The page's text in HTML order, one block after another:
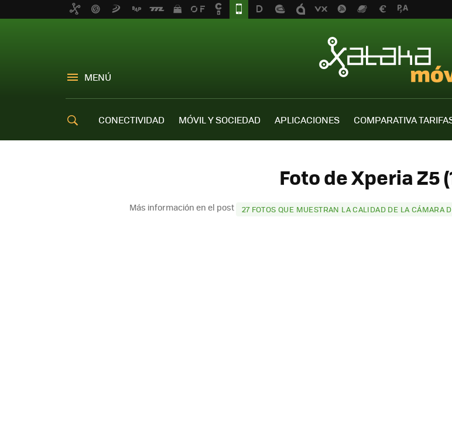
MENÚ
CONECTIVIDAD MÓVIL Y SOCIEDAD APLICACIONES COMPARATIVA
Foto de Xperia Z5
Más información en el post 27 FOTOS QUE MUESTRAN LA CALIDAD DE LA